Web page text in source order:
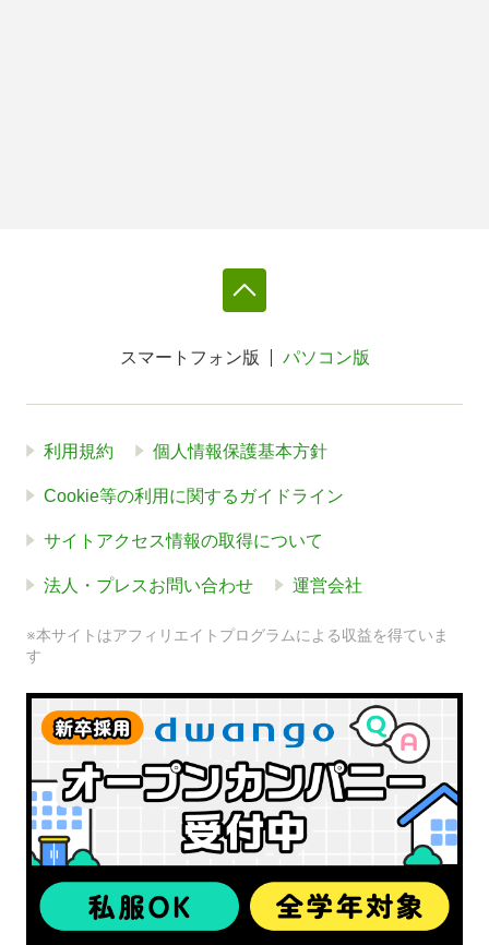
スマートフォン版 パソコン版
利用規約 個人情報保護基本方針
Cookie等の利用に関するガイドライン
サイトアクセス情報の取得について
法人・プレスお問い合わせ 運営会社
※本サイトはアフィリエイトプログラムによる収益を得ていま
す